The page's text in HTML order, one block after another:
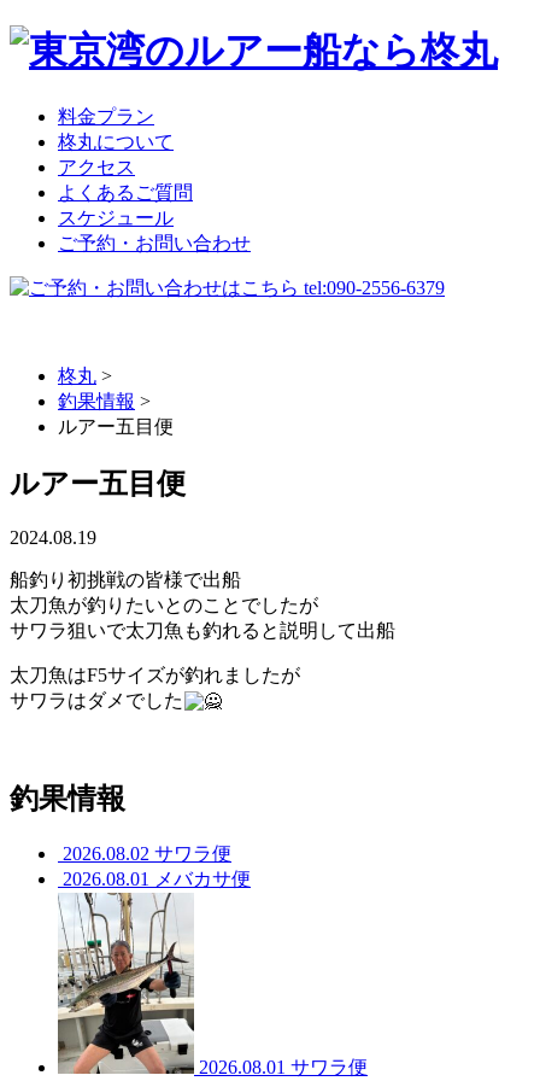
料金プラン
柊丸について
アクセス
よくあるご質問
スケジュール
ご予約・お問い合わせ
柊丸 >
釣果情報 >
ルアー五目便
ルアー五目便
2024.08.19
船釣り初挑戦の皆様で出船
太刀魚が釣りたいとのことでしたが
サワラ狙いで太刀魚も釣れると説明して出船
太刀魚はF5サイズが釣れましたが
サワラはダメでした
釣果情報
2026.08.02 サワラ便
2026.08.01
メバカサ便
2026.08.01 サワラ便